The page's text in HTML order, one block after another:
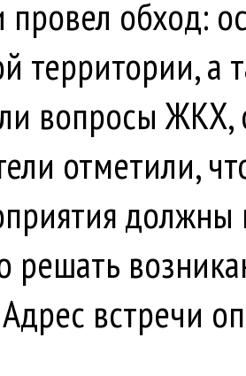
провел обход:
территории, а
вопросы ЖКХ,
отметили,
должны
решать
встречи